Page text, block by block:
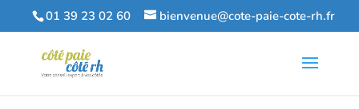
01 39 23 02 60 bienvenue@cote-paie-cote-rh.fr